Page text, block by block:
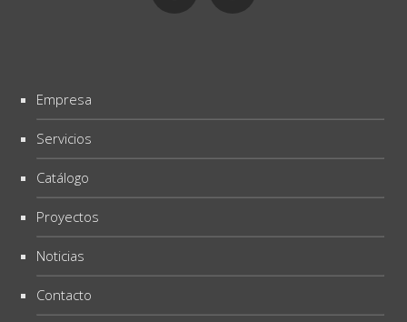
Empresa
Servicios
Catálogo
Proyectos
Noticias
Contacto